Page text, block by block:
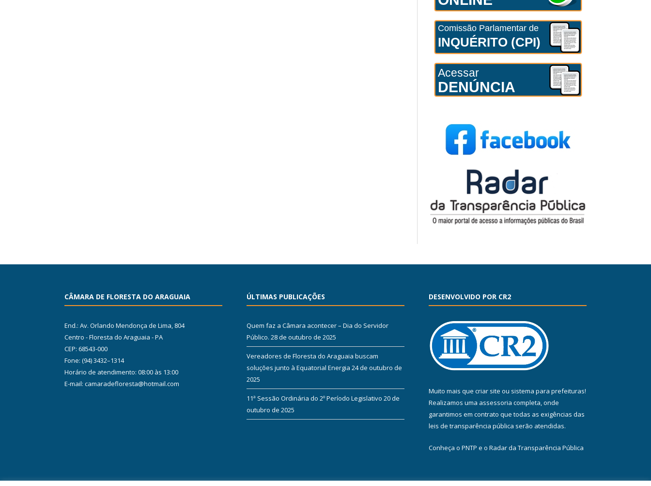
Comissão Parlamentar de
INQUÉRITO (CPI)
Acessar
DENÚNCIA
CÂMARA DE FLORESTA DO ARAGUAIA
End.: Av. Orlando Mendonça de Lima, 804
Centro - Floresta do Araguaia - PA
CEP: 68543-000
Fone: (94) 3432–1314
Horário de atendimento: 08:00 às 13:00
E-mail: camaradefloresta@hotmail.com
ÚLTIMAS PUBLICAÇÕES
Quem faz a Câmara acontecer – Dia do Servidor
Público. 28 de outubro de 2025
Vereadores de Floresta do Araguaia buscam
soluções junto à Equatorial Energia 24 de outubro de
2025
11ª Sessão Ordinária do 2º Período Legislativo 20 de
outubro de 2025
DESENVOLVIDO POR CR2
Muito mais que criar site ou sistema para prefeituras!
Realizamos uma assessoria completa, onde
garantimos em contrato que todas as exigências das
leis de transparência pública serão atendidas.
Conheça o PNTP e o Radar da Transparência Pública